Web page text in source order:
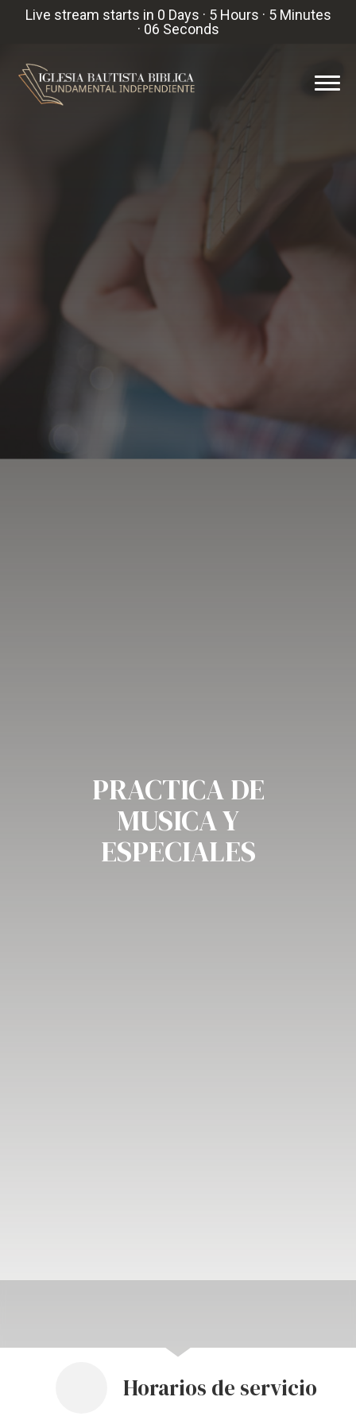
Live stream starts in 0 Days · 5 Hours · 5 Minutes
· 05 Seconds
PRACTICA DE
MUSICA Y
ESPECIALES
Horarios de servicio